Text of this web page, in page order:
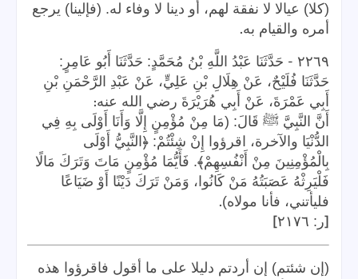
(كلا) عيالا لا نفقة لهم، أو دينا لا وفاء له. (فإلينا) يرجع
أمره والقيام به.
٢٢٦٩ - حَدَّثَنَا عَبْدُ اللَّهِ بْنُ مُحَمَّدٍ: حَدَّثَنَا أَبُو عَامِرٍ:
حَدَّثَنَا فُلَيْحٌ، عَنْ هِلَالِ بْنِ عَلِيٍّ، عَنْ عَبْدِ الرَّحْمَنِ بْنِ
أَبِي عَمْرَةَ، عَنْ أَبِي هُرَيْرَةَ رضي الله عنه:
أَنَّ النَّبِيَّ ﷺ قَالَ: (مَا مِنْ مُؤْمِنٍ إِلَّا وَأَنَا أَوْلَى بِهِ فِي
الدُّنْيَا والآخرة، اقرؤوا إِنْ شِئْتُمْ: ﴿النَّبِيُّ أَوْلَى
بِالْمُؤْمِنِينَ مِنْ أَنْفُسِهِمْ﴾. فَأَيُّمَا مُؤْمِنٍ مَاتَ وَتَرَكَ مَالًا
فَلْيَرِثْهُ عَصَبَتُهُ مَنْ كَانُوا، وَمَنْ تَرَكَ دَيْنًا أَوْ ضَيَاعًا
فليأتني، فأنا مولاه).
[ر: ٢١٧٦ ]
(إن شئتم) إن أردتم دليلا على ما أقول فاقرؤوا هذه